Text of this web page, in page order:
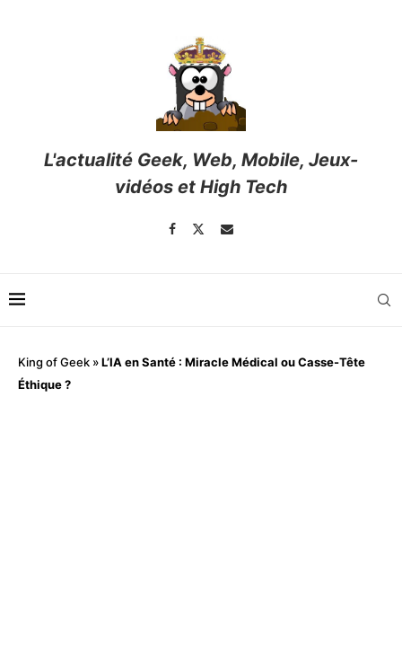
L'actualité Geek, Web, Mobile, Jeux-
vidéos et High Tech
King of Geek »L’IA en Santé : Miracle Médical ou Casse-Tête
Éthique ?